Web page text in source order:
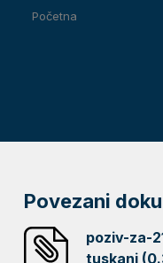
Početna
Povezani
poziv-za-
tuskani